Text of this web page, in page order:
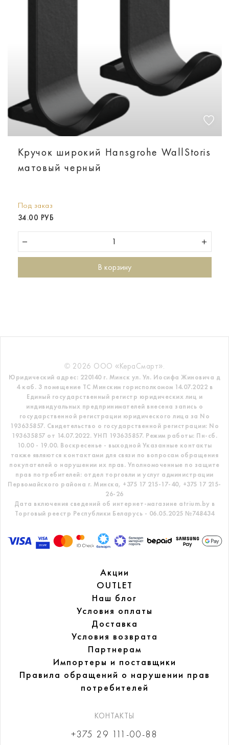
Кручок широкий Hansgrohe WallStoris
матовый черный
Под заказ
34.00 РУБ
В корзину
© 2026 ООО «КераСмарт».
Юридический адрес: 220140 г. Минск ул. Ул. Иосифа Жиновича д
4 каб. 3 помещение ТС Минским горисполкомом 14.07.2022 в
Единый государственный регистр юридических лиц и
индивидуальных предпринимателей внесена запись о
государственной регистрации юридического лица за No
193635857. Свидетельство о государственной регистрации: No
193635857 от 14.07.2022. УНП 193635857. Режим работы: Пн-сб.
10.00 - 19.00. Воскресенье - выходной Указанные контакты
также являются контактами для связи по вопросам обращения
покупателей о нарушении их прав. Уполномоченные по защите
прав потребителей: отдел торговли и услуг администрации
Первомайского района г. Минска, +375 17 215-17-40, +375 17 215-
26-26
Дата включения сведений об интернет-магазине atrium.by в
Торговый реестр Республики Беларусь - 06.05.2025 №748434
Акции
OUTLET
Наш блог
Условия оплаты
Доставка
Условия возврата
Партнерам
Импортеры и поставщики
Правила обращений о нарушении прав
потребителей
КОНТАКТЫ
+375 29 111-00-88